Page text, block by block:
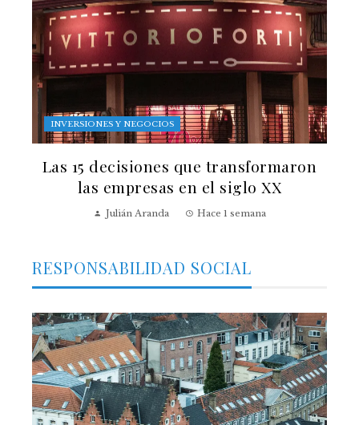
INVERSIONES Y NEGOCIOS
Las 15 decisiones que transformaron
las empresas en el siglo XX
Julián Aranda Hace 1 semana
RESPONSABILIDAD SOCIAL